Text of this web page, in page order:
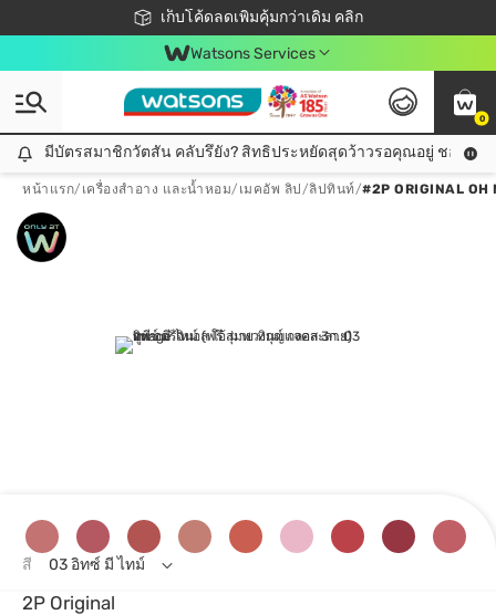
เก็บโค้ดลดเพิ่มคุ้มกว่าเดิม คลิก
ชอปออนไลน์ครั้งแรก ลดเพิ่มจุก ๆ 10%! 🎉
📦ส่งฟรี! เมื่อชอป 499฿
สมาชิกวัตสัน คลับดียังไง?
Watsons Services
0
มีบัตรสมาชิกวัตสัน คลับรึยัง? สิทธิประหยัดสุดว้าวรอคุณอยู่ ชอปคุ้มกว่าเดิม คลิก!
มีบัตรสมาชิกวัตสัน คลับรึยัง? สิทธิประหยัดสุดว้าวรอคุณอยู่ ชอปคุ้มก
หน้าแรก/ เครื่องสำอาง และน้ำหอม/ เมคอัพ ลิป /ลิปทินท์/#2P ORIGINAL OH
2P Original
สี 03 อิทซ์ มี ไทม์